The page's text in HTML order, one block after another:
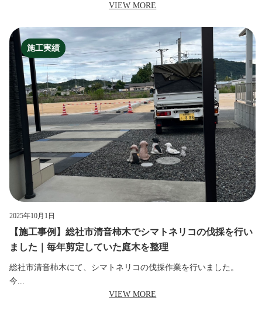
VIEW MORE
施工実績
2025年10月1日
【施工事例】総社市清音柿木でシマトネリコの伐採を行い
ました｜毎年剪定していた庭木を整理
総社市清音柿木にて、シマトネリコの伐採作業を行いました。
今...
VIEW MORE